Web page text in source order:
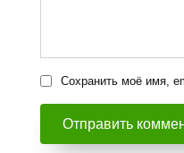
Сохранить моё имя,